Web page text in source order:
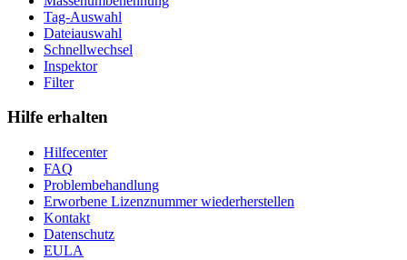
Tag-Auswahl
Dateiauswahl
Schnellwechsel
Inspektor
Filter
Hilfe erhalten
Hilfecenter
FAQ
Problembehandlung
Erworbene Lizenznummer wiederherstellen
Kontakt
Datenschutz
EULA